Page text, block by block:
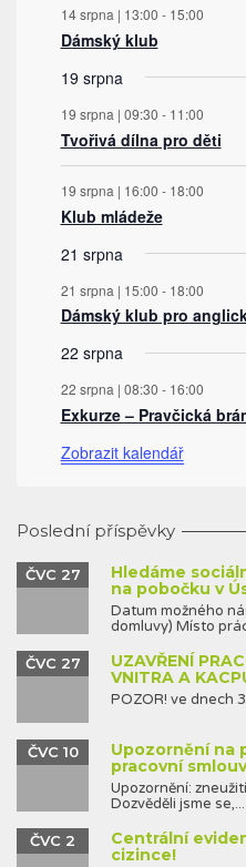
14 srpna | 13:00 - 15:00
Dámský klub
19 srpna
19 srpna | 09:30 - 11:00
Tvořivá dílna pro děti
19 srpna | 16:00 - 18:00
Klub mládeže
21 srpna
21 srpna | 15:00 - 18:00
Dámský klub pro
22 srpna
22 srpna | 08:30 - 16:00
Exkurze – Pravčická
Zobrazit kalendář
Poslední příspěvky
Hledáme
na pobočku v
ČVC 27
Datum možného
domluvy) Místo
UZAVŘENÍ
VNITRA A
ČVC 27
POZOR! ve dnech
Upozornění na
pracovní
ČVC 10
Upozornění:
Dozvěděli jsme se,...
Centrální
cizince!
ČVC 2